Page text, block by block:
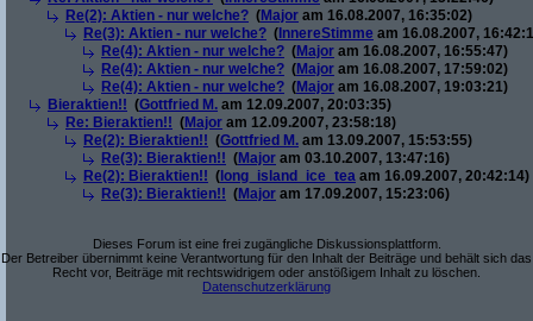
Re(2): Aktien - nur welche? (Major am 16.08.2007, 16:35:02)
Re(3): Aktien - nur welche? ( InnereStimme am 16.08.2007,
Re(4): Aktien - nur welche? (Major am 16.08.2007, 16:55:47)
Re(4): Aktien - nur welche? (Major am 16.08.2007, 17:59:02)
Re(4): Aktien - nur welche? (Major am 16.08.2007, 19:03:21)
Bieraktien!! (Gottfried M. am 12.09.2007, 20:03:35)
Re: Bieraktien!! (Major am 12.09.2007, 23:58:18)
Re(2): Bieraktien!! (Gottfried M. am 13.09.2007, 15:53:55)
Re(3): Bieraktien!! (Major am 03.10.2007, 13:47:16)
Re(2): Bieraktien!! ( long_island_ice_tea am 16.09.2007, 20:42:14)
Re(3): Bieraktien!! (Major am 17.09.2007, 15:23:06)
Dieses Forum ist eine frei zugängliche Diskussionsplattform.
Der Betreiber übernimmt keine Verantwortung für den Inhalt der Beiträge und behält sich das
Recht vor, Beiträge mit rechtswidrigem oder anstößigem Inhalt zu löschen.
Datenschutzerklärung